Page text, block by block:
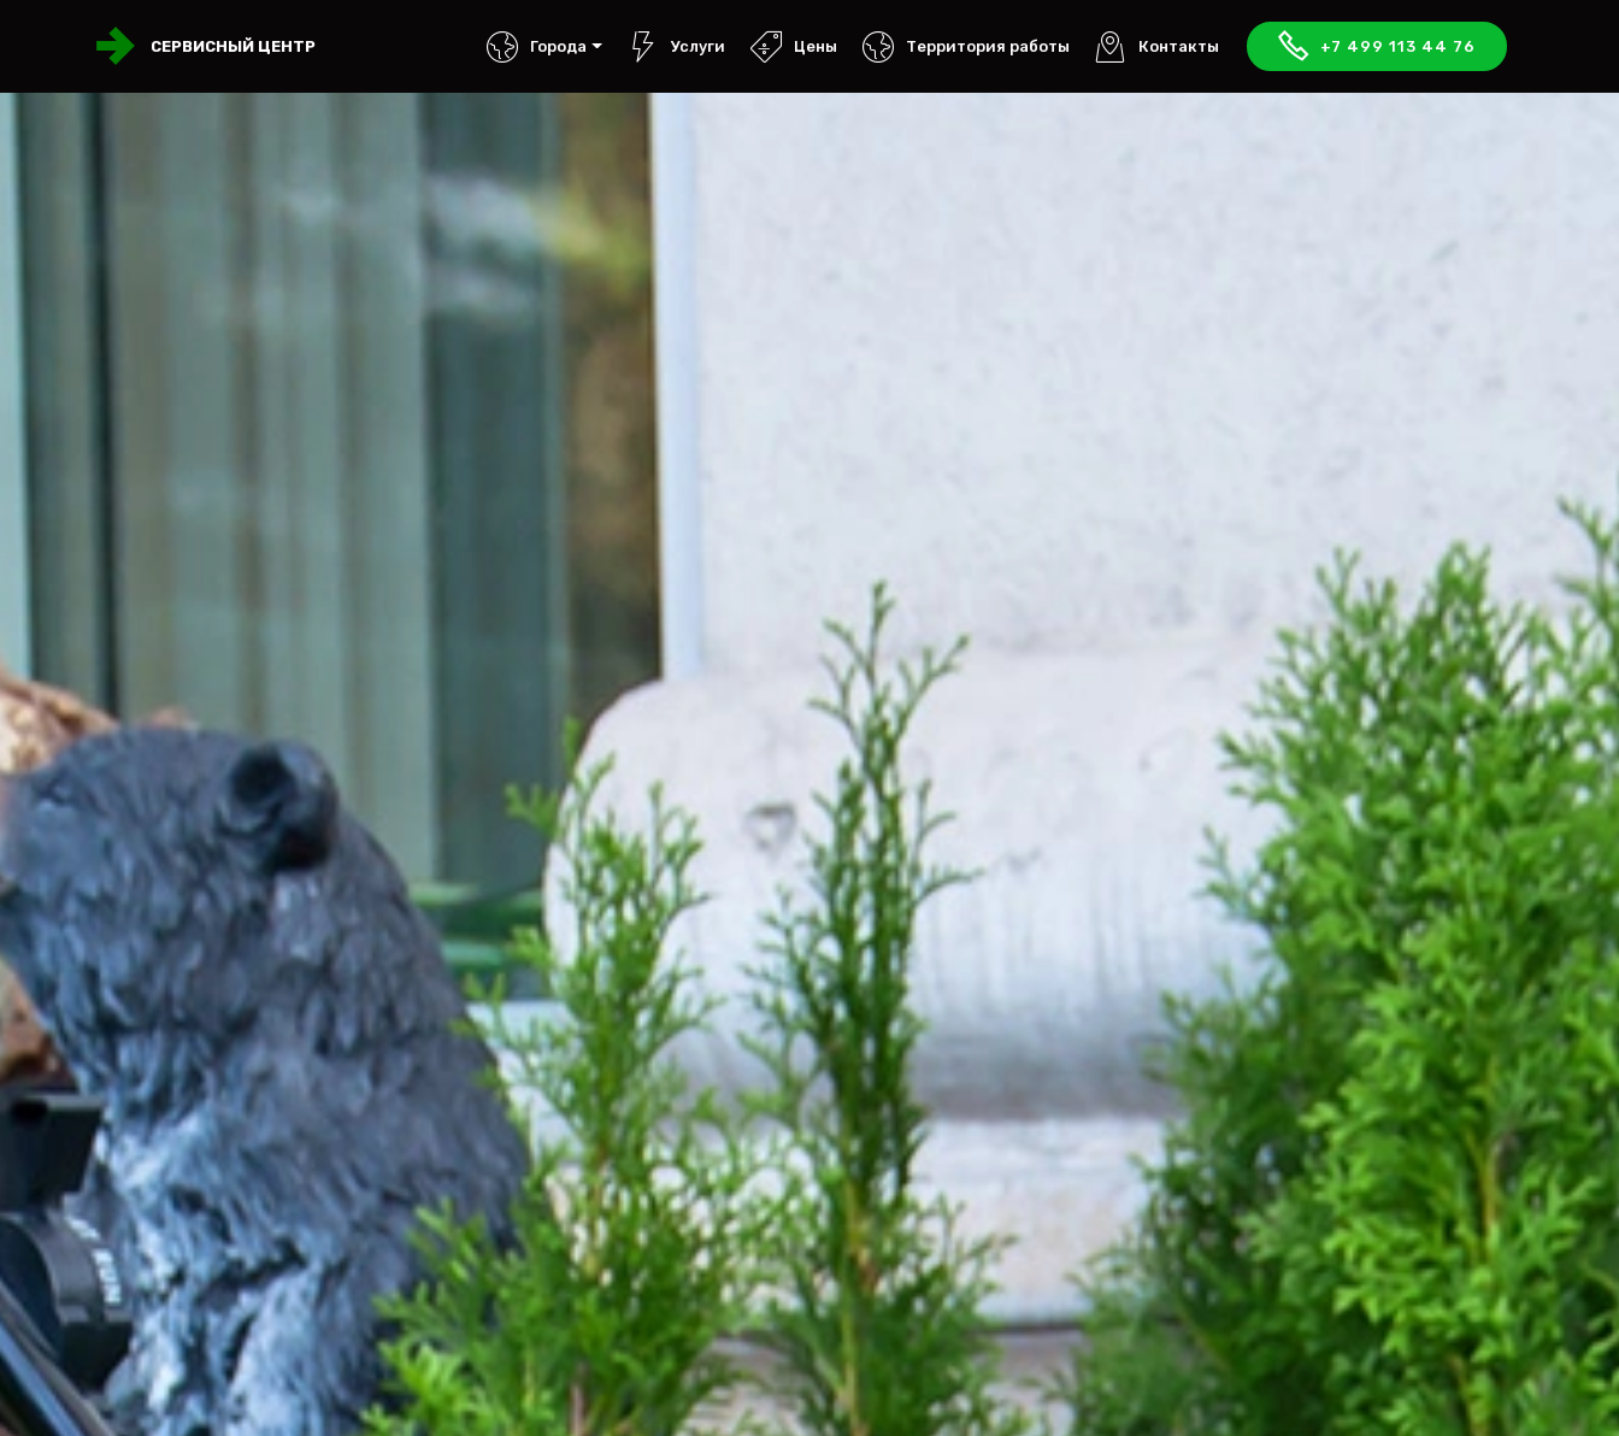
СЕРВИСНЫЙ ЦЕНТР Города Услуги Цены Территория работы Контакты +7 499 113 44 76